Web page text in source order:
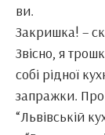
ви.
Закришка! –
Звісно, я
собі рідної
запражки. Про
“Львівській